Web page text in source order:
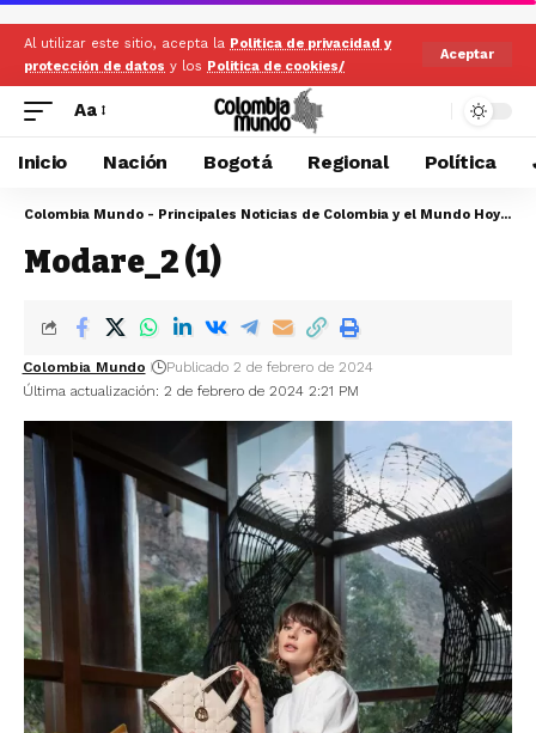
Al utilizar este sitio, acepta la Politica de privacidad y
protección de datos y los Politica de cookies/
Aceptar
Aa
Inicio Nación Bogotá Regional Política
Colombia Mundo - Principales Noticias de Colombia y el Mundo Hoy
>
Modare_2 (1)
Última actualización: 2 de febrero de 2024 2:21 PM
Colombia Mundo Publicado 2 de febrero de 2024